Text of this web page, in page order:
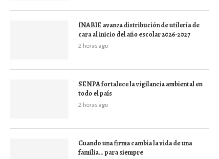
INABIE avanza distribución de utilería de
cara al inicio del año escolar 2026-2027
2 horas ago
SENPA fortalece la vigilancia ambiental en
todo el país
2 horas ago
Cuando una firma cambia la vida de una
familia… para siempre